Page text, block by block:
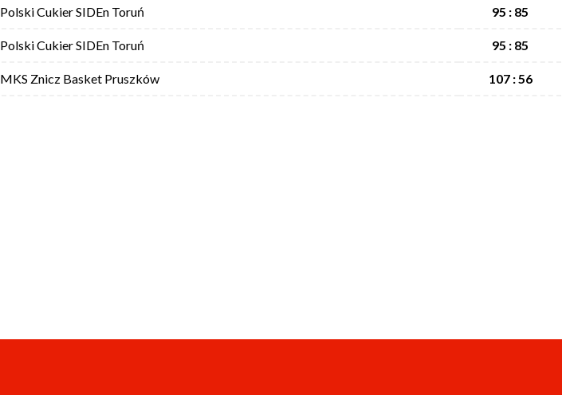
Polski Cukier SIDEn Toruń 95 : 85
Polski Cukier SIDEn Toruń 95 : 85
MKS Znicz Basket Pruszków 107 : 56